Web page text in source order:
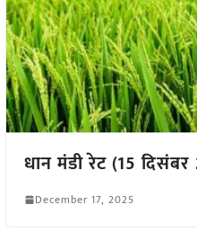
धान मंडी रेट (15
December 17, 2025